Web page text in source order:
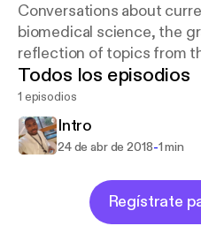
Conversations about
biomedical science, the
reflection of topics from
IG page, each episode
playlist.
Todos los episodios
1 episodios
Intro
24 de abr de 2018-1 min
Regístrate